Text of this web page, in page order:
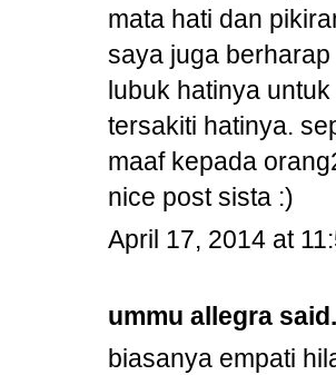
mata hati dan
saya juga
lubuk hatinya
tersakiti hatinya.
maaf kepada
nice post sista :)
April 17, 2014 at
ummu allegra
biasanya empati